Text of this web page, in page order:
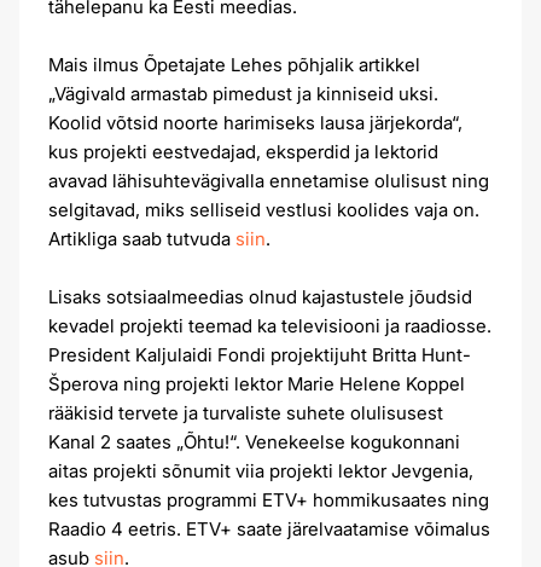
tähelepanu ka Eesti meedias.
Mais ilmus Õpetajate Lehes põhjalik artikkel
„Vägivald armastab pimedust ja kinniseid uksi.
Koolid võtsid noorte harimiseks lausa järjekorda“,
kus projekti eestvedajad, eksperdid ja lektorid
avavad lähisuhtevägivalla ennetamise olulisust ning
selgitavad, miks selliseid vestlusi koolides vaja on.
Artikliga saab tutvuda siin.
Lisaks sotsiaalmeedias olnud kajastustele jõudsid
kevadel projekti teemad ka televisiooni ja raadiosse.
President Kaljulaidi Fondi projektijuht Britta Hunt-
Šperova ning projekti lektor Marie Helene Koppel
rääkisid tervete ja turvaliste suhete olulisusest
Kanal 2 saates „Õhtu!“. Venekeelse kogukonnani
aitas projekti sõnumit viia projekti lektor Jevgenia,
kes tutvustas programmi ETV+ hommikusaates ning
Raadio 4 eetris. ETV+ saate järelvaatamise võimalus
asub siin.